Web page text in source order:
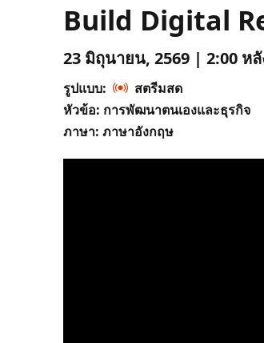
Build Digital
23 มิถุนายน, 2569 | 2:00 หลั
รูปแบบ:
สตรีมสด
หัวข้อ: การพัฒนาตนเองและธุรกิจ
ภาษา: ภาษาอังกฤษ